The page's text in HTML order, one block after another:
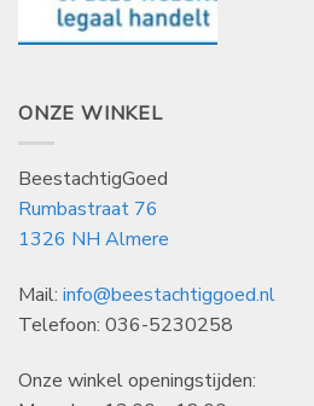
ONZE WINKEL
BeestachtigGoed
Rumbastraat 76
1326 NH Almere
Mail: info@beestachtiggoed.nl
Telefoon: 036-5230258
Onze winkel openingstijden: